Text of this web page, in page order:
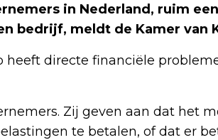
in Nederland, ruim
bedrijf, meldt de Kamer van
heeft directe financiële
Zij geven aan dat het
te betalen, of dat er